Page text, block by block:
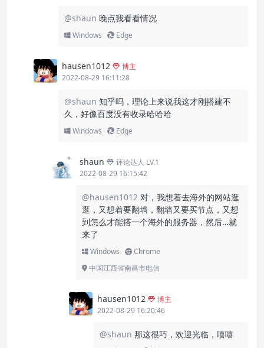
@shaun 晚点我看看情况
Windows Edge
hausen1012
博主
2022-08-29 16:11:28
@shaun 知乎吗，理论上来说我这才刚搭建不
久，好像百度没有收录哈哈哈
Windows Edge
shaun
评论达人 LV.1
2022-08-29 16:15:42
@hausen1012 对，我想着去海外的网站逛
逛，又想着要翻墙，翻墙又要买节点，又想
到怎么才能搭一个海外的服务器，然后…就
来了
Windows
Chrome
中国江西省南昌市电信
hausen1012
博主
2022-08-29 16:20:46
@shaun 那这很巧，欢迎光临，嘻嘻